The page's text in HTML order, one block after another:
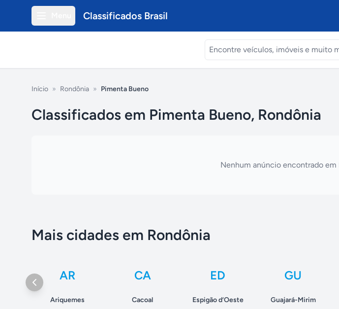
Classificados Brasil
Início » Rondônia » Pimenta Bueno
Classificados em Pimenta Bueno, Rondônia
Nenhum anúncio encontrado em
Mais cidades em Rondônia
AR
Ariquemes
CA
Cacoal
ED
Espigão d’Oeste
GU
Guajará-Mirim